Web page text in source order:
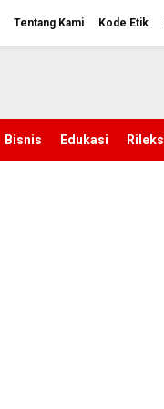
Tentang Kami Kode Etik
Bisnis Edukasi Rileks